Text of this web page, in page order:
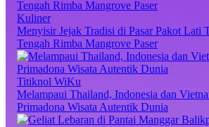
Kuliner
Menyisir Jejak Tradisi di Pasar Pakot Lati
Tengah Rimba Mangrove Paser
Titiknol WiKu
Melampaui Thailand, Indonesia dan
Primadona Wisata Autentik Dunia